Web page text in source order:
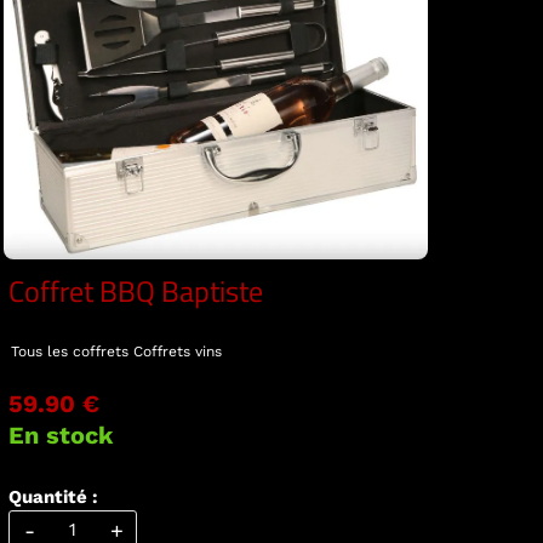
Coffret BBQ Baptiste
Tous les coffrets Coffrets vins
59.90 €
En stock
Quantité :
- +